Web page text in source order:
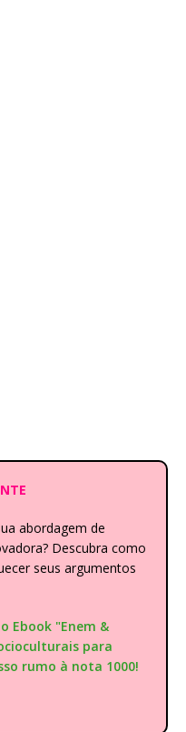
abordagem de
Descubra como
seus argumentos
Ebook "Enem &
para
rumo à nota 1000!